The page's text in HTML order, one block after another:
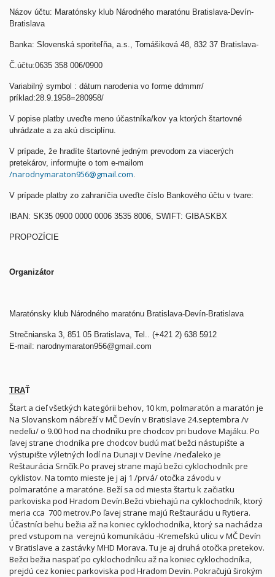
Názov účtu: Maratónsky klub Národného maratónu Bratislava-Devín-
Bratislava
Banka: Slovenská sporiteľňa, a.s., Tomášiková 48, 832 37 Bratislava-
Č.účtu:0635 358 006/0900
Variabilný symbol : dátum narodenia vo forme ddmmrr/
príklad:28.9.1958=280958/
V popise platby uveďte meno účastníka/kov ya ktorých štartovné
uhrádzate a za akú disciplínu.
V prípade, že hradíte štartovné jedným prevodom za viacerých
pretekárov, informujte o tom e-mailom
/narodnymaraton956@gmail.com.
V prípade platby zo zahraničia uveďte číslo Bankového účtu v tvare:
IBAN: SK35 0900 0000 0006 3535 8006, SWIFT: GIBASKBX
PROPOZÍCIE
Organizátor
Maratónsky klub Národného maratónu Bratislava-Devín-Bratislava
Strečnianska 3, 851 05 Bratislava, Tel.. (+421 2) 638 5912
E-mail: narodnymaraton956@gmail.com
TRAŤ
Štart a cieľ všetkých kategórii behov, 10 km, polmaratón a maratón je
Na Slovanskom nábreží v MČ Devín v Bratislave 24.septembra /v
nedeľu/ o 9.00 hod na chodníku pre chodcov pri budove Majáku. Po
ľavej strane chodníka pre chodcov budú mať bežci nástupište a
výstupište výletných lodí na Dunaji v Devíne /neďaleko je
Reštaurácia Srnčík.Po pravej strane majú bežci cyklochodník pre
cyklistov. Na tomto mieste je j aj 1 /prvá/ otočka závodu v
polmaratóne a maratóne. Beží sa od miesta štartu k začiatku
parkoviska pod Hradom Devín.Bežci vbiehajú na cyklochodník, ktorý
meria cca 700 metrov.Po ľavej strane majú Reštauráciu u Rytiera.
Účastníci behu bežia až na koniec cyklochodníka, ktorý sa nachádza
pred vstupom na verejnú komunikáciu -Kremeľskú ulicu v MČ Devín
v Bratislave a zastávky MHD Morava. Tu je aj druhá otočka pretekov.
Bežci bežia naspäť po cyklochodníku až na koniec cyklochodníka,
prejdú cez koniec parkoviska pod Hradom Devín. Pokračujú širokým